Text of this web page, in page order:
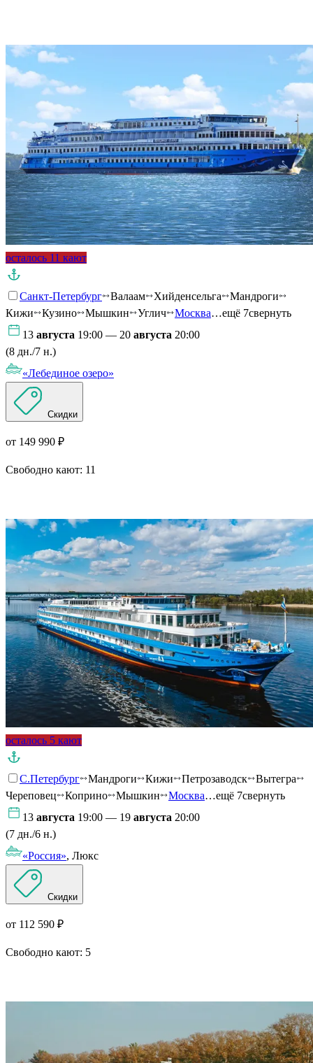
осталось 11 кают
Санкт-Петербург Валаам Хийденсельга
Мандроги
Кижи
Кузино Мышкин Углич Москва…ещё 7свернуть
13 августа 19:00 — 20 августа 20:00
(8 дн./7 н.)
«Лебединое озеро»
Скидки
от 149 990 ₽
Свободно кают: 11
осталось 5 кают
С.Петербург Мандроги Кижи Петрозаводск
Вытегра
Череповец
Коприно Мышкин Москва…ещё 7свернуть
13 августа 19:00 — 19 августа 20:00
(7 дн./6 н.)
«Россия», Люкс
Скидки
от 112 590 ₽
Свободно кают: 5